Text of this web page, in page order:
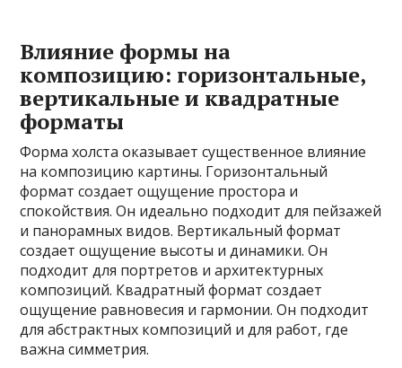
Влияние формы на
композицию: горизонтальные,
вертикальные и квадратные
форматы
Форма холста оказывает существенное влияние
на композицию картины. Горизонтальный
формат создает ощущение простора и
спокойствия. Он идеально подходит для пейзажей
и панорамных видов. Вертикальный формат
создает ощущение высоты и динамики. Он
подходит для портретов и архитектурных
композиций. Квадратный формат создает
ощущение равновесия и гармонии. Он подходит
для абстрактных композиций и для работ, где
важна симметрия.